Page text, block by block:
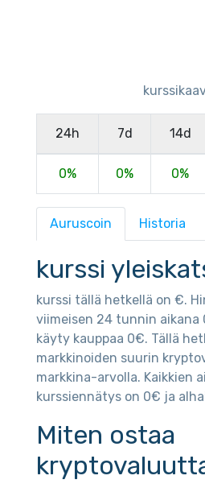
24h 7d 14d
0% 0% 0%
Auruscoin Historia
kurssi
kurssi tällä hetkellä on €.
viimeisen 24 tunnin aikana
käyty kauppaa 0€. Tällä
markkinoiden suurin
markkina-arvolla. Kaikkien
kurssiennätys on 0€ ja
Miten ostaa